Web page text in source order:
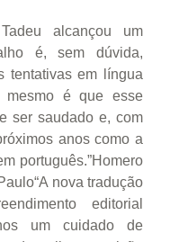
alcançou um
é, sem dúvida,
tentativas em língua
mesmo é que esse
ser saudado e, com
anos como a
português.”Homero
nova tradução
editorial
um cuidado de